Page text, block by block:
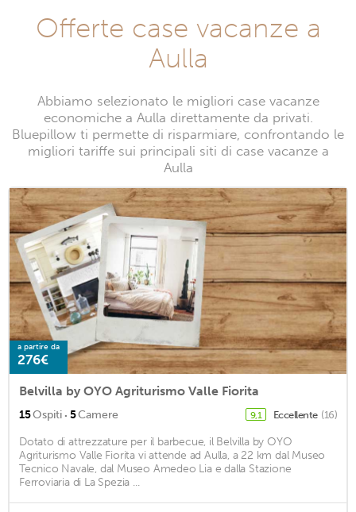
Offerte case vacanze a
Aulla
Abbiamo selezionato le migliori case vacanze
economiche a Aulla direttamente da privati.
Bluepillow ti permette di risparmiare, confrontando le
migliori tariffe sui principali siti di case vacanze a
Aulla
a partire da
276€
Belvilla by OYO Agriturismo Valle Fiorita
15Ospiti · 5Camere 9,1 Eccellente (16)
Dotato di attrezzature per il barbecue, il Belvilla by OYO
Agriturismo Valle Fiorita vi attende ad Aulla, a 22 km dal Museo
Tecnico Navale, dal Museo Amedeo Lia e dalla Stazione
Ferroviaria di La Spezia ...